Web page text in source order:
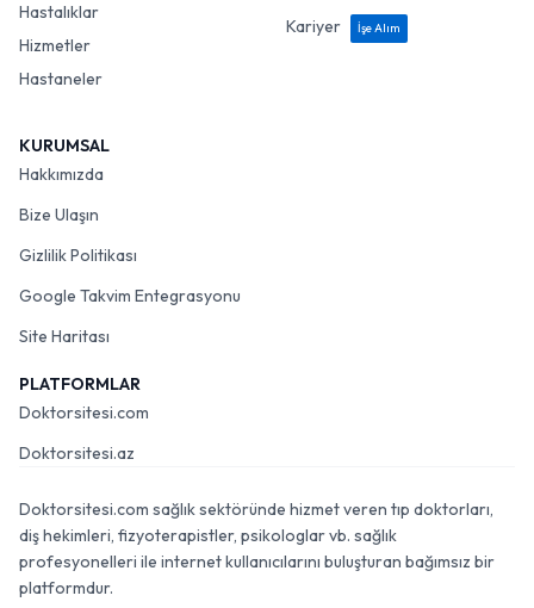
Hastalıklar
Hizmetler
Hastaneler
Kariyer
İşe Alım
KURUMSAL
Hakkımızda
Bize Ulaşın
Gizlilik Politikası
Google Takvim Entegrasyonu
Site Haritası
PLATFORMLAR
Doktorsitesi.com
Doktorsitesi.az
Doktorsitesi.com sağlık sektöründe hizmet veren tıp doktorları,
diş hekimleri, fizyoterapistler, psikologlar vb. sağlık
profesyonelleri ile internet kullanıcılarını buluşturan bağımsız bir
platformdur.